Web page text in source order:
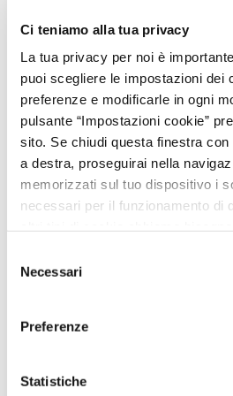
Ci teniamo alla tua privacy
La tua privacy per noi è
puoi scegliere le impostazioni dei
preferenze e modificarle in ogni
pulsante “Impostazioni cookie”
sito. Se chiudi questa finestra
a destra, proseguirai nella
memorizzati sul tuo dispositivo i
necessari per il funzionamento di
delNecessari
Preferenze
Statistiche
Visite Guidate
pets Animali ammessi (Pet